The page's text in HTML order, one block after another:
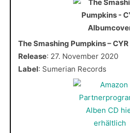
The Smashing Pumpkins – CYR
Release: 27. November 2020
Label: Sumerian Records